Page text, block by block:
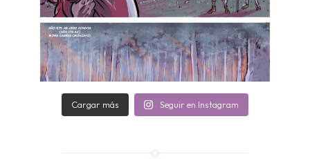
Cargar más Seguir en Instagram